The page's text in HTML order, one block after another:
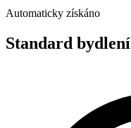
Automaticky získáno
Standard bydlení